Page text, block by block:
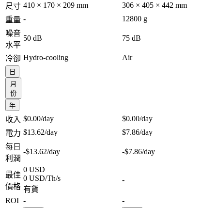
尺寸 410 × 170 × 209 mm
306 × 405 × 442 mm
重量 -
12800 g
噪音
水平
50 dB 75 dB
冷卻 Hydro-cooling Air
日
月
份
年
收入 $0.00/day $0.00/day
電力 $13.62/day $7.86/day
每日
利潤
-$13.62/day -$7.86/day
最佳
價格
0 USD
0 USD/Th/s
有貨
-
ROI -
-